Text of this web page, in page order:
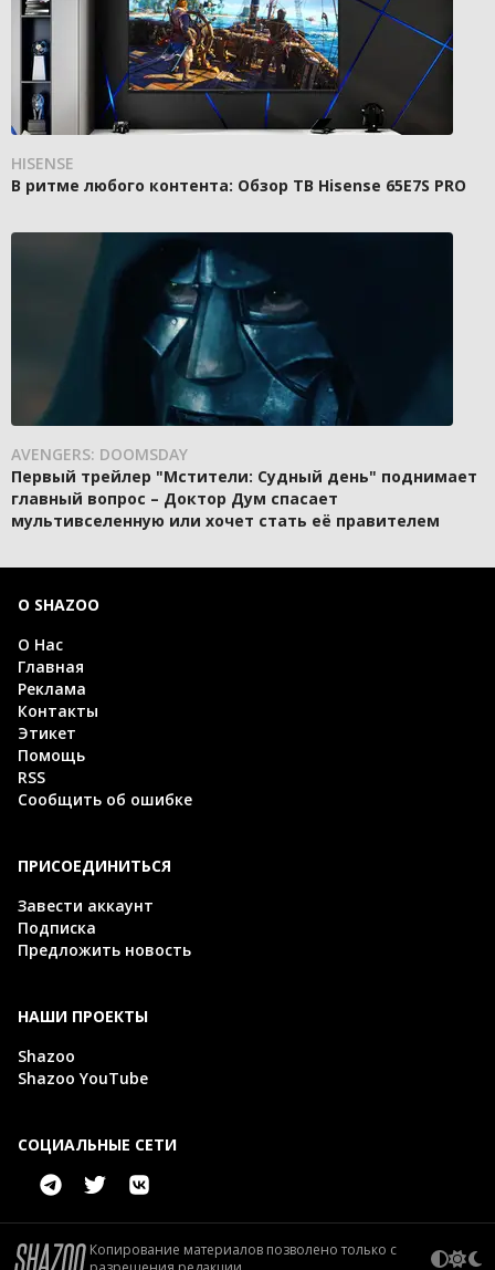
HISENSE
В ритме любого контента: Обзор ТВ Hisense 65E7S PRO
AVENGERS: DOOMSDAY
Первый трейлер "Мстители: Судный день" поднимает
главный вопрос – Доктор Дум спасает
мультивселенную или хочет стать её правителем
О SHAZOO
О Нас
Главная
Реклама
Контакты
Этикет
Помощь
RSS
Сообщить об ошибке
ПРИСОЕДИНИТЬСЯ
Завести аккаунт
Подписка
Предложить новость
НАШИ ПРОЕКТЫ
Shazoo
Shazoo YouTube
СОЦИАЛЬНЫЕ СЕТИ
Копирование материалов позволено только с